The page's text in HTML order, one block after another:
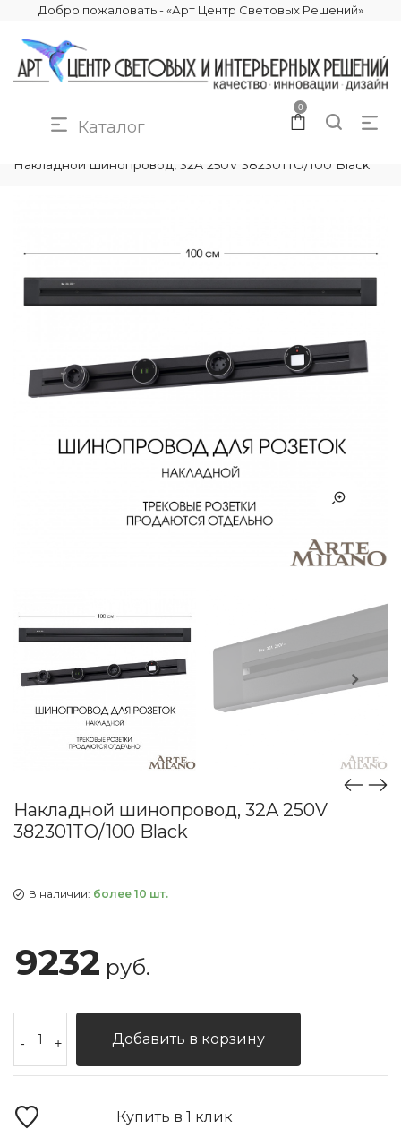
Добро пожаловать - «Арт Центр Световых Решений»
Каталог
0
Накладной шинопровод, 32A 250V 382301TO/100 Black
Накладной шинопровод, 32A 250V
382301TO/100 Black
В наличии: более 10 шт.
9232 руб.
- + Добавить в корзину
Купить в 1 клик